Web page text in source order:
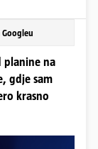
planine na
gdje sam
krasno